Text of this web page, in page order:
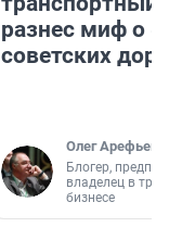
и как теперь
МНЕНИЕ
Наследие,